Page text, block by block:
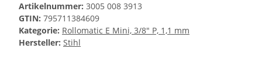
Artikelnummer: 3005 008 3913
GTIN: 795711384609
Kategorie: Rollomatic E Mini, 3/8" P, 1,1 mm
Hersteller: Stihl